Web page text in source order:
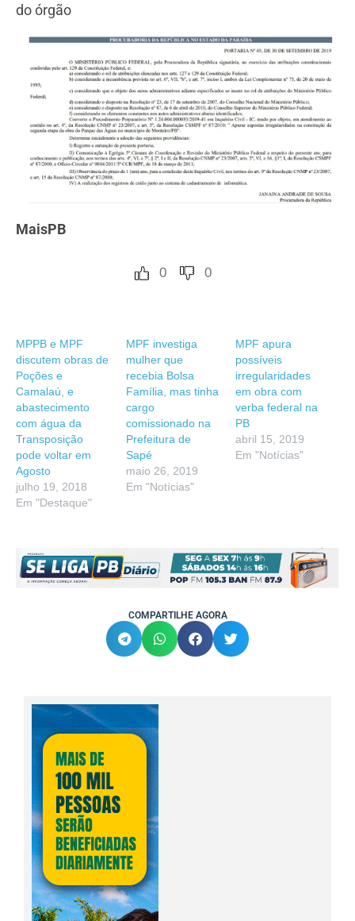
do órgão
MaisPB
0 0
MPPB e MPF
discutem obras de
Poções e
Camalaú, e
abastecimento
com água da
Transposição
pode voltar em
Agosto
julho 19, 2018
Em "Destaque"
MPF investiga
mulher que
recebia Bolsa
Família, mas tinha
cargo
comissionado na
Prefeitura de
Sapé
maio 26, 2019
Em "Notícias"
MPF apura
possíveis
irregularidades
em obra com
verba federal na
PB
abril 15, 2019
Em "Notícias"
COMPARTILHE AGORA